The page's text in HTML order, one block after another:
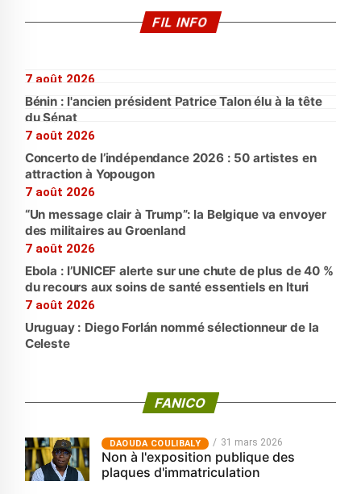
FIL INFO
7 août 2026
Bénin : l'ancien président Patrice Talon élu à la tête
du Sénat
7 août 2026
Concerto de l’indépendance 2026 : 50 artistes en
attraction à Yopougon
7 août 2026
“Un message clair à Trump”: la Belgique va envoyer
des militaires au Groenland
7 août 2026
Ebola : l’UNICEF alerte sur une chute de plus de 40 %
du recours aux soins de santé essentiels en Ituri
7 août 2026
Uruguay : Diego Forlán nommé sélectionneur de la
Celeste
FANICO
‎DAOUDA COULIBALY 31 mars 2026
Non à l'exposition publique des
plaques d'immatriculation